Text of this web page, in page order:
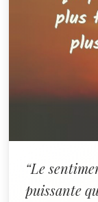
“Le
puissante